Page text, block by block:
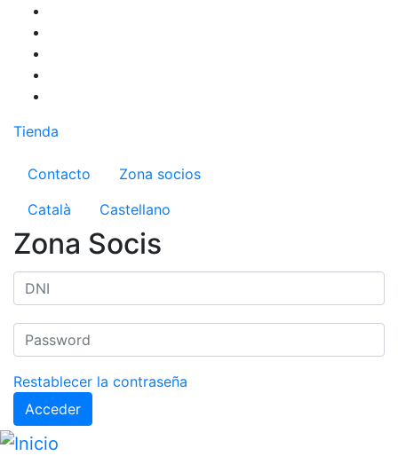
Pasar
contenido
principal
Tienda
Menú del compte d'usuari
Contacto
Zona socios
Català
Castellano
Zona Socis
Restablecer la contraseña
Acceder